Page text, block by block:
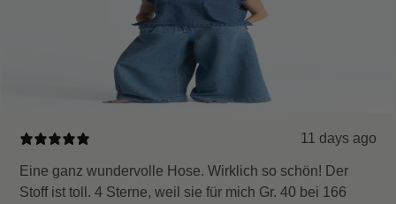
11 days ago
Eine ganz wundervolle Hose. Wirklich so schön! Der
Stoff ist toll. 4 Sterne, weil sie für mich Gr. 40 bei 166